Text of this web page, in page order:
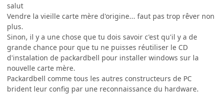
salut
Vendre la vieille carte mère d'origine... faut pas trop rêver non
plus.
Sinon, il y a une chose que tu dois savoir c'est qu'il y a de
grande chance pour que tu ne puisses réutiliser le CD
d'instalation de packardbell pour installer windows sur la
nouvelle carte mère.
Packardbell comme tous les autres constructeurs de PC
brident leur config par une reconnaissance du hardware.